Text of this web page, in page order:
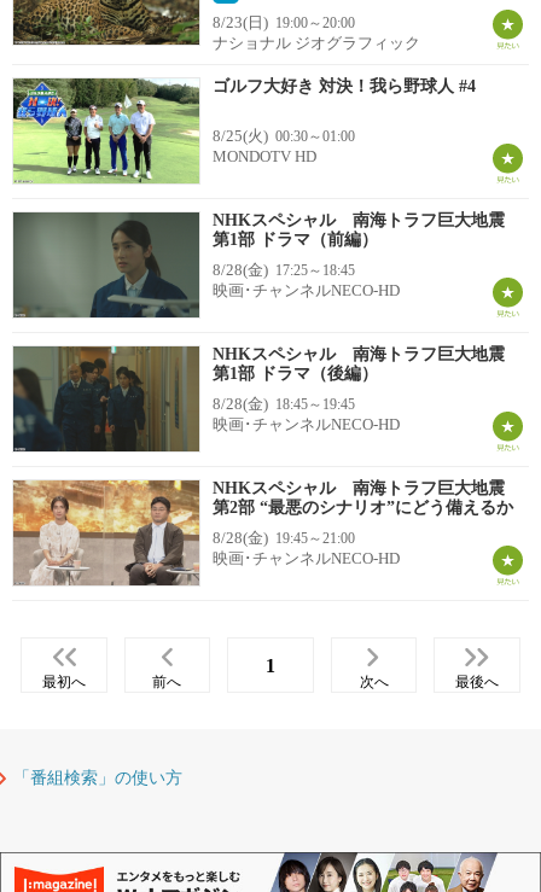
8/23(日) 19:00～20:00
ナショナル ジオグラフィック
ゴルフ大好き 対決！我ら野球人 #4
8/25(火) 00:30～01:00
MONDOTV HD
NHKスペシャル 南海トラフ巨大地震
第1部 ドラマ（前編）
8/28(金) 17:25～18:45
映画･チャンネルNECO-HD
NHKスペシャル 南海トラフ巨大地震
第1部 ドラマ（後編）
8/28(金) 18:45～19:45
映画･チャンネルNECO-HD
NHKスペシャル 南海トラフ巨大地震
第2部 “最悪のシナリオ”にどう備えるか
8/28(金) 19:45～21:00
映画･チャンネルNECO-HD
最初へ 前へ
1
次へ 最後へ
「番組検索」の使い方